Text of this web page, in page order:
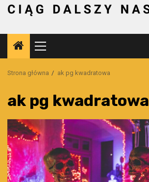
Menu
główne
Strona główna ak pg kwadratowa
ak pg kwadratowa